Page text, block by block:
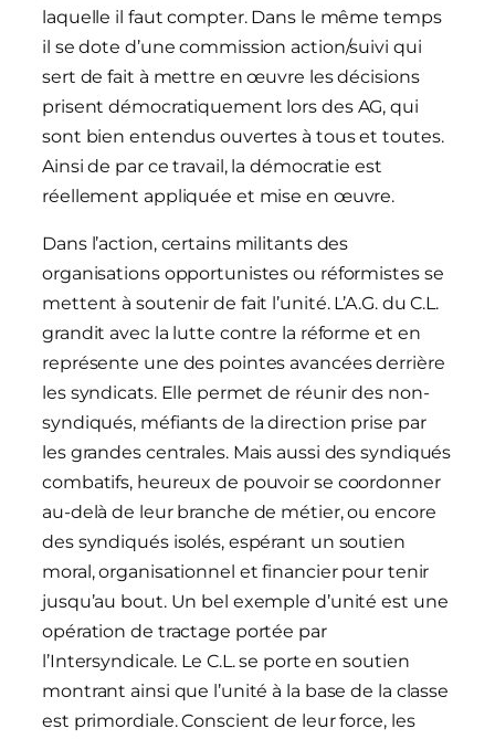
laquelle il faut compter. Dans le même temps
il se dote d’une commission action/suivi qui
sert de fait à mettre en œuvre les décisions
prisent démocratiquement lors des AG, qui
sont bien entendus ouvertes à tous et toutes.
Ainsi de par ce travail, la démocratie est
réellement appliquée et mise en œuvre.
Dans l’action, certains militants des
organisations opportunistes ou réformistes se
mettent à soutenir de fait l’unité. L’A.G. du C.L.
grandit avec la lutte contre la réforme et en
représente une des pointes avancées derrière
les syndicats. Elle permet de réunir des non-
syndiqués, méfiants de la direction prise par
les grandes centrales. Mais aussi des syndiqués
combatifs, heureux de pouvoir se coordonner
au-delà de leur branche de métier, ou encore
des syndiqués isolés, espérant un soutien
moral, organisationnel et financier pour tenir
jusqu’au bout. Un bel exemple d’unité est une
opération de tractage portée par
l’Intersyndicale. Le C.L. se porte en soutien
montrant ainsi que l’unité à la base de la classe
est primordiale. Conscient de leur force, les